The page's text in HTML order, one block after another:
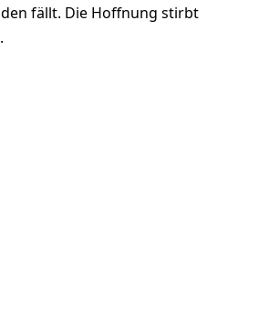
fällt. Die Hoffnung stirbt